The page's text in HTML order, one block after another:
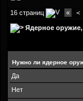
16 страниц « <
Ядерное оружие
Нужно ли ядерное
Да
Нет